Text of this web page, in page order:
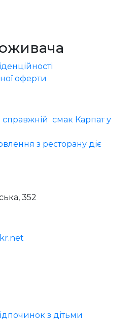
оферти
справжній смак Карпат у
з ресторану діє
352
з дітьми